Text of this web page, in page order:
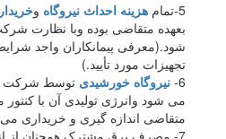
5-تمام
هزینه احداث نیروگاه و
بعهده متقاضی بوده وبا نظارت
شود.(معرفی پیمانکاران واجد
تجهیزات مورد تأیید.)
6- نیروگاه خورشیدی توسط شرکت
می شود وانرژی تولیدی آن با کنتور
متقاضی اندازه گیری و خریداری
7- مصرف برق مشترک همچنان از